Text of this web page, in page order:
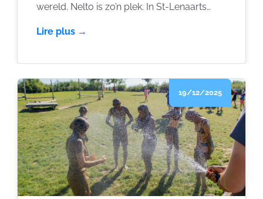
wereld. Nelto is zo’n plek. In St-Lenaarts
(Brecht), tussen veld en bos, vind je een
het groen, maar wél met het dorp en station
op slechts twee kilometer. Binnen kan je met
90 personen terecht, buiten kan je met
tenten opschalen tot 150 avonturiers.
Zelfkook? Yes. Stralende gezichten? Dubbel
yes.
Lire plus →
19/12/2025